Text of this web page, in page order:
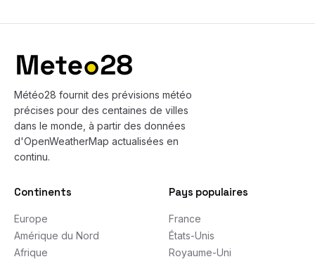
Météo28 fournit des prévisions météo
précises pour des centaines de villes
dans le monde, à partir des données
d'OpenWeatherMap actualisées en
continu.
Continents
Europe
Amérique du Nord
Afrique
Pays populaires
France
États-Unis
Royaume-Uni